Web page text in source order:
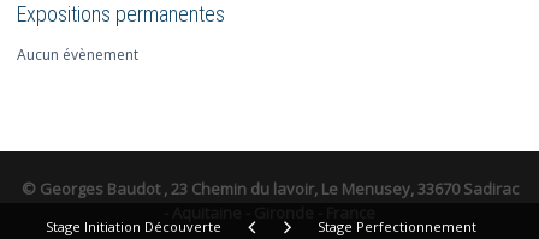
Stage Initiation Découverte Stage Perfectionnement
Expositions permanentes
Aucun évènement
© Georges Baudot , 23 Chemin du lavoir, Le Menusey, 33670 Sadirac